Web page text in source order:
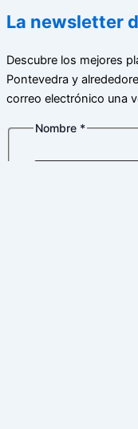
La newsletter
Descubre los mejores
Pontevedra y
correo electrónico una
Nombre *